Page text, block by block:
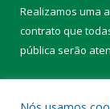
Realizamos uma
contrato que
pública serão